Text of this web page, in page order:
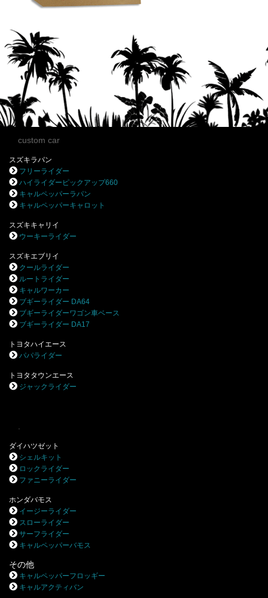
custom car
スズキラパン
フリーライダー
ハイライダーピックアップ660
キャルペッパーラパン
キャルペッパーキャロット
スズキキャリイ
ウーキーライダー
スズキエブリイ
クールライダー
ルートライダー
キャルワーカー
ブギーライダー DA64
ブギーライダーワゴン車ベース
ブギーライダー DA17
トヨタハイエース
パパライダー
トヨタタウンエース
ジャックライダー
.
ダイハツゼット
シェルキット
ロックライダー
ファニーライダー
ホンダバモス
イージーライダー
スローライダー
サーフライダー
キャルペッパーバモス
その他
キャルペッパーフロッギー
キャルアクティバン